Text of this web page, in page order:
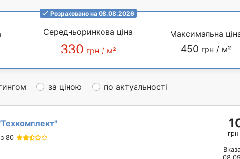
Розраховано на 08.08.2026
Середньоринкова ціна
330 грн / м²
Максимальна
450 грн / м²
за ціною по актуальності
Техкомплект"
з 80